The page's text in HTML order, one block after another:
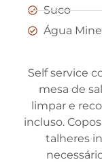
Suco
Água
Self service
mesa de
limpar e
incluso.
talheres